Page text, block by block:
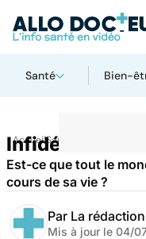
Santé Bien-
AccueilSanté
Infidélité :
Est-ce que tout le
cours de sa vie ?
Par La
Mis à jour le 04/